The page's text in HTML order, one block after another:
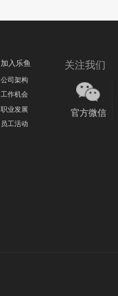
关注我们
官方微信
加入乐鱼
公司架构
工作机会
职业发展
员工活动